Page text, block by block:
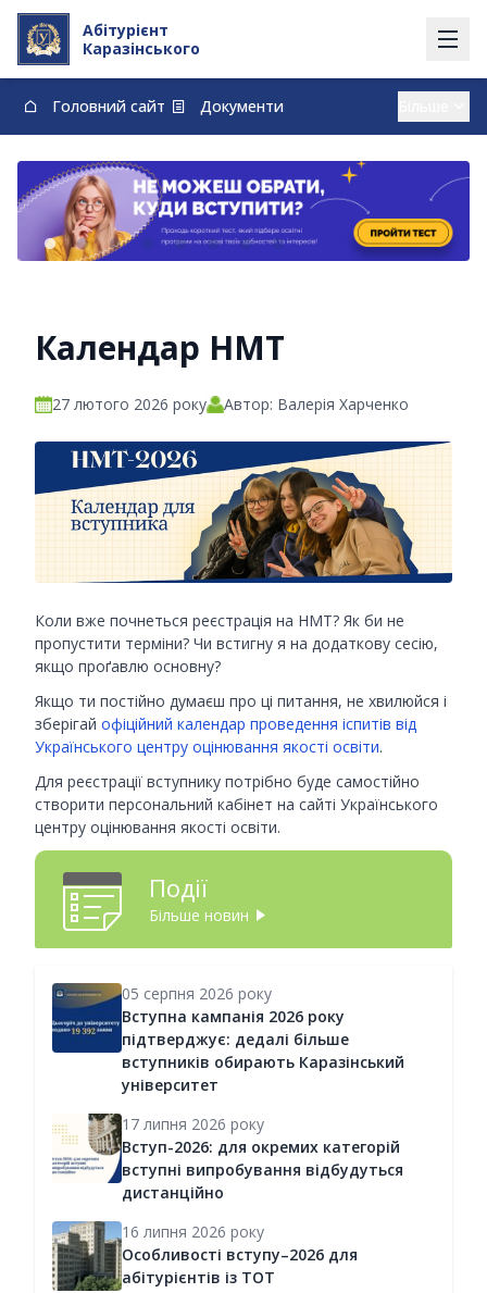
Абітурієнт
Каразінського
Головний сайт
Документи
Вступ із тимчасово окупованих території
Контакти
Карта
Договори про навчання та оплату навчання
vstup@karazin.ua
0-800-33-48-73
Календар НМТ
27 лютого 2026 року Автор: Валерія Харченко
Коли вже почнеться реєстрація на НМТ? Як би не
пропустити терміни? Чи встигну я на додаткову сесію,
якщо проґавлю основну?
Якщо ти постійно думаєш про ці питання, не хвилюйся і
зберігай офіційний календар проведення іспитів від
Українського центру оцінювання якості освіти.
Для реєстрації вступнику потрібно буде самостійно
створити персональний кабінет на сайті Українського
центру оцінювання якості освіти.
Події
Більше новин
05 серпня 2026 року
Вступна кампанія 2026 року
підтверджує: дедалі більше
вступників обирають Каразінський
університет
17 липня 2026 року
Вступ-2026: для окремих категорій
вступні випробування відбудуться
дистанційно
16 липня 2026 року
Особливості вступу–2026 для
абітурієнтів із ТОТ